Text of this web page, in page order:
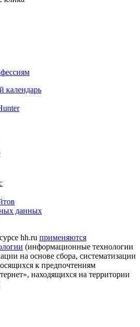
календарь
данных
hh.ru применяются
(информационные технологии
на основе сбора, систематизации
к предпочтениям
находящихся на территории